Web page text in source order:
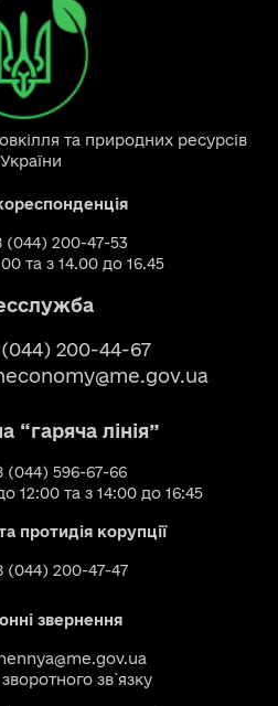
та природних ресурсів
України
(044) 200-47-53
та з 14.00 до 16.45
200-44-67
“гаряча лінія”
(044) 596-67-66
12:00 та з 14:00 до 16:45
протидія корупції
(044) 200-47-47
звернення
зв`язку